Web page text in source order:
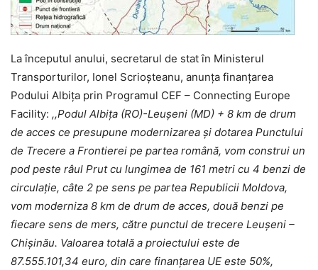
La începutul anului, secretarul de stat în Ministerul
Transporturilor, Ionel Scrioșteanu, anunța finanțarea
Podului Albița prin Programul CEF – Connecting Europe
Facility: ,,Podul Albița (RO)-Leușeni (MD) + 8 km de drum
de acces ce presupune modernizarea și dotarea Punctului
de Trecere a Frontierei pe partea română, vom construi un
pod peste râul Prut cu lungimea de 161 metri cu 4 benzi de
circulație, câte 2 pe sens pe partea Republicii Moldova,
vom moderniza 8 km de drum de acces, două benzi pe
fiecare sens de mers, către punctul de trecere Leușeni –
Chișinău. Valoarea totală a proiectului este de
87.555.101,34 euro, din care finanțarea UE este 50%,